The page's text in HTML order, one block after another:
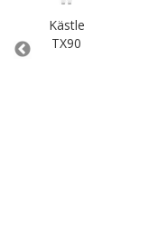
Kästle
TX90